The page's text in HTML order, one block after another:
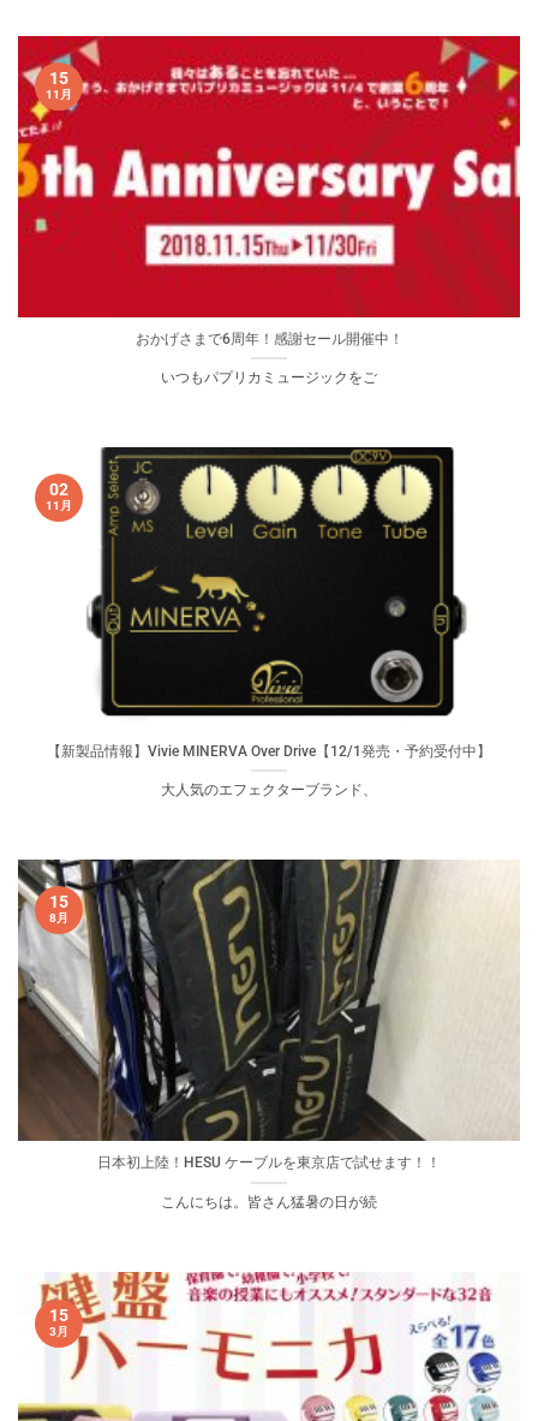
おかげさまで6周年！感謝セール開催中！
いつもパプリカミュージックをご
15
11月
【新製品情報】Vivie MINERVA Over Drive【12/1発売・予約受付中】
大人気のエフェクターブランド、
02
11月
日本初上陸！HESU ケーブルを東京店で試せます！！
こんにちは。皆さん猛暑の日が続
15
8月
15
3月